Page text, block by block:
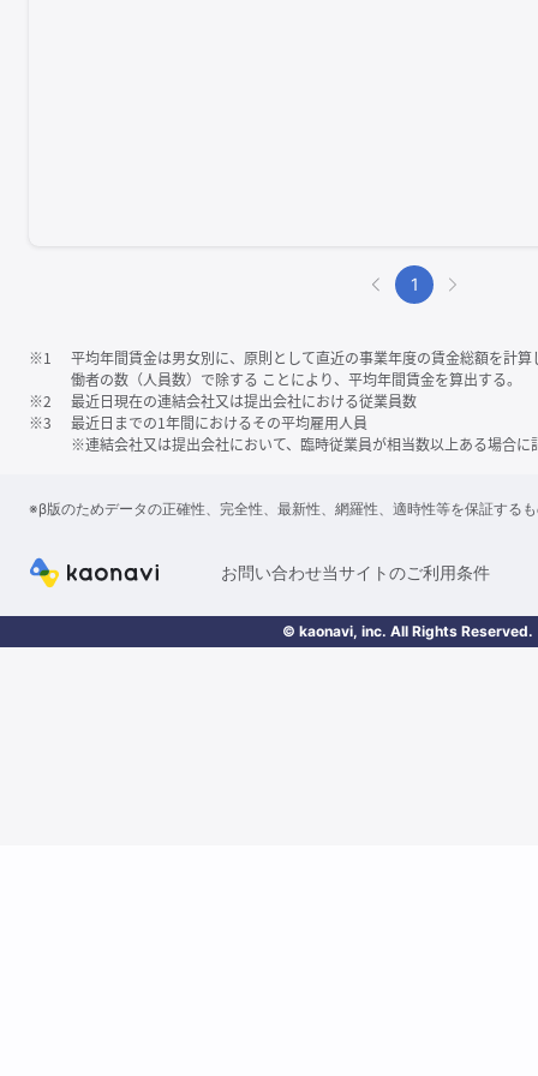
1
※1
平均年間賃金は男女別に、原則として直近の事業年度の賃金総額を計
働者の数（人員数）で除する ことにより、平均年間賃金を算出する。
※2
最近日現在の連結会社又は提出会社における従業員数
※3
最近日までの1年間におけるその平均雇用人員
※連結会社又は提出会社において、臨時従業員が相当数以上ある場合に
※β版のためデータの正確性、完全性、最新性、網羅性、適時性等を保証する
お問い合わせ当サイトのご利用条件
© kaonavi, inc. All Rights Reserved.